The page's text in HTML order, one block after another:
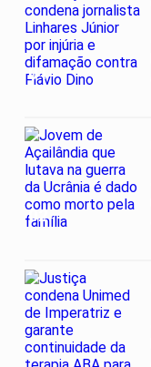
01
02